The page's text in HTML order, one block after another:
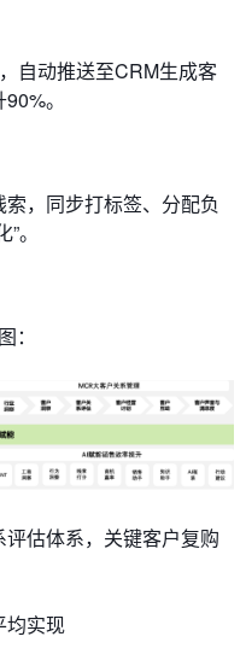
自动推送至CRM生成客
。
，同步打标签、分配负
。
估体系，关键客户复购
均实现